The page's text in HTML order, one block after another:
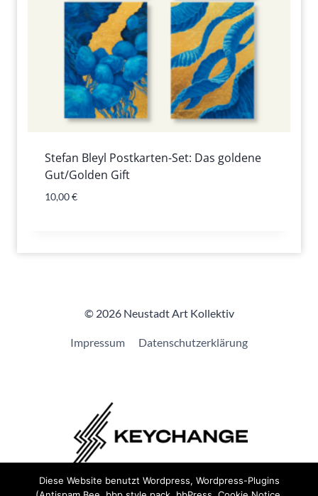
Stefan Bleyl Postkarten-Set: Das goldene
Gut/Golden Gift
10,00€
© 2026 Neustadt Art Kollektiv
Impressum Datenschutzerklärung
Diese Website benutzt Wordpress, Wordpress-Plugins